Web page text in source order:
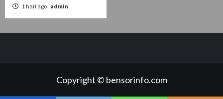
1 hari ago admin
Copyright © bensorinfo.com